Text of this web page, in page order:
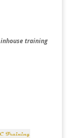
inhouse training